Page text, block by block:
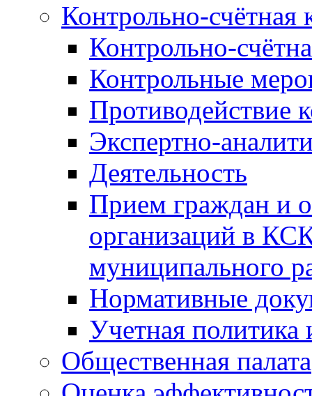
Контрольно-счётная
Контрольно-
Контрольные
Противодействие
Экспертно-
Деятельность
Прием граждан и
организаций в
муниципального
Нормативные
Учетная политика
Общественная палата